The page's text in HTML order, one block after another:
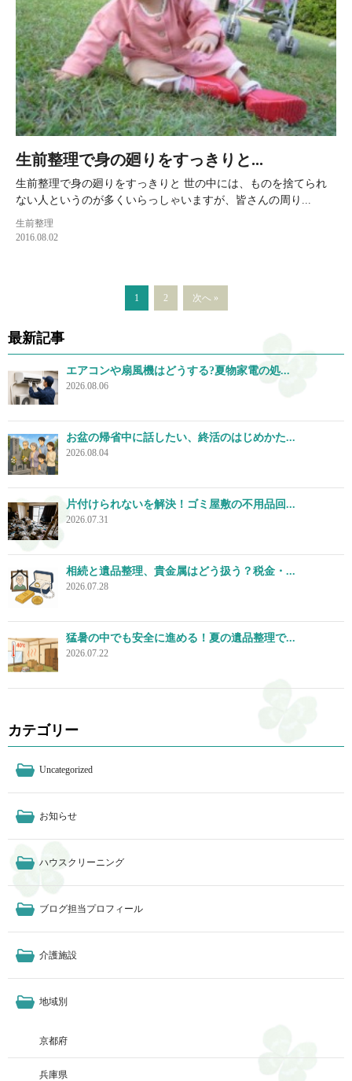
生前整理で身の廻りをすっきりと...
生前整理で身の廻りをすっきりと 世の中には、ものを捨てられ
ない人というのが多くいらっしゃいますが、皆さんの周り...
生前整理
2016.08.02
1 2 次へ »
最新記事
エアコンや扇風機はどうする?夏物家電の処...
2026.08.06
お盆の帰省中に話したい、終活のはじめかた...
2026.08.04
片付けられないを解決！ゴミ屋敷の不用品回...
2026.07.31
相続と遺品整理、貴金属はどう扱う？税金・...
2026.07.28
猛暑の中でも安全に進める！夏の遺品整理で...
2026.07.22
カテゴリー
Uncategorized
お知らせ
ハウスクリーニング
ブログ担当プロフィール
介護施設
地域別
京都府
兵庫県